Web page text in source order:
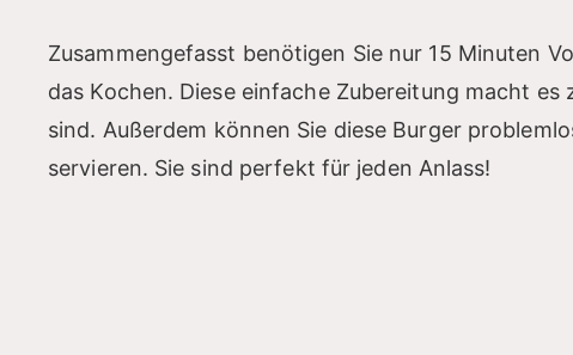
Zusammengefasst benötigen Sie nur 15 Minuten
das Kochen. Diese einfache Zubereitung macht
sind. Außerdem können Sie diese Burger
servieren. Sie sind perfekt für jeden Anlass!